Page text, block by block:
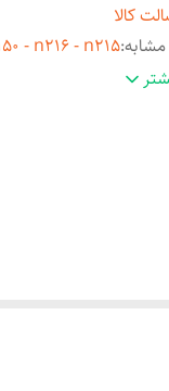
کالا
:
- n216 - n215
:رنگی